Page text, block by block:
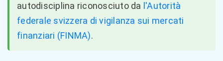
autodisciplina riconosciuto da l'Autorità
federale svizzera di vigilanza sui mercati
finanziari (FINMA).